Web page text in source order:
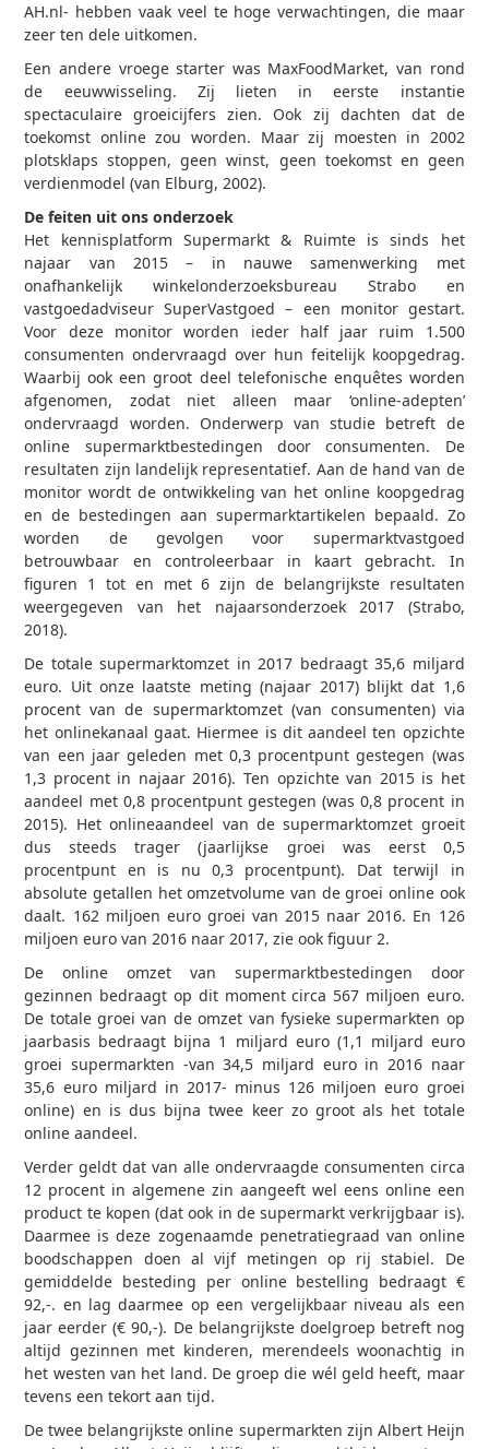
AH.nl- hebben vaak veel te hoge verwachtingen, die maar
zeer ten dele uitkomen.
Een andere vroege starter was MaxFoodMarket, van rond
de eeuwwisseling. Zij lieten in eerste instantie
spectaculaire groeicijfers zien. Ook zij dachten dat de
toekomst online zou worden. Maar zij moesten in 2002
plotsklaps stoppen, geen winst, geen toekomst en geen
verdienmodel (van Elburg, 2002).
De feiten uit ons onderzoek
Het kennisplatform Supermarkt & Ruimte is sinds het
najaar van 2015 – in nauwe samenwerking met
onafhankelijk winkelonderzoeksbureau Strabo en
vastgoedadviseur SuperVastgoed – een monitor gestart.
Voor deze monitor worden ieder half jaar ruim 1.500
consumenten ondervraagd over hun feitelijk koopgedrag.
Waarbij ook een groot deel telefonische enquêtes worden
afgenomen, zodat niet alleen maar ‘online-adepten’
ondervraagd worden. Onderwerp van studie betreft de
online supermarktbestedingen door consumenten. De
resultaten zijn landelijk representatief. Aan de hand van de
monitor wordt de ontwikkeling van het online koopgedrag
en de bestedingen aan supermarktartikelen bepaald. Zo
worden de gevolgen voor supermarktvastgoed
betrouwbaar en controleerbaar in kaart gebracht. In
figuren 1 tot en met 6 zijn de belangrijkste resultaten
weergegeven van het najaarsonderzoek 2017 (Strabo,
2018).
De totale supermarktomzet in 2017 bedraagt 35,6 miljard
euro. Uit onze laatste meting (najaar 2017) blijkt dat 1,6
procent van de supermarktomzet (van consumenten) via
het onlinekanaal gaat. Hiermee is dit aandeel ten opzichte
van een jaar geleden met 0,3 procentpunt gestegen (was
1,3 procent in najaar 2016). Ten opzichte van 2015 is het
aandeel met 0,8 procentpunt gestegen (was 0,8 procent in
2015). Het onlineaandeel van de supermarktomzet groeit
dus steeds trager (jaarlijkse groei was eerst 0,5
procentpunt en is nu 0,3 procentpunt). Dat terwijl in
absolute getallen het omzetvolume van de groei online ook
daalt. 162 miljoen euro groei van 2015 naar 2016. En 126
miljoen euro van 2016 naar 2017, zie ook figuur 2.
De online omzet van supermarktbestedingen door
gezinnen bedraagt op dit moment circa 567 miljoen euro.
De totale groei van de omzet van fysieke supermarkten op
jaarbasis bedraagt bijna 1 miljard euro (1,1 miljard euro
groei supermarkten -van 34,5 miljard euro in 2016 naar
35,6 euro miljard in 2017- minus 126 miljoen euro groei
online) en is dus bijna twee keer zo groot als het totale
online aandeel.
Verder geldt dat van alle ondervraagde consumenten circa
12 procent in algemene zin aangeeft wel eens online een
product te kopen (dat ook in de supermarkt verkrijgbaar is).
Daarmee is deze zogenaamde penetratiegraad van online
boodschappen doen al vijf metingen op rij stabiel. De
gemiddelde besteding per online bestelling bedraagt €
92,-. en lag daarmee op een vergelijkbaar niveau als een
jaar eerder (€ 90,-). De belangrijkste doelgroep betreft nog
altijd gezinnen met kinderen, merendeels woonachtig in
het westen van het land. De groep die wél geld heeft, maar
tevens een tekort aan tijd.
De twee belangrijkste online supermarkten zijn Albert Heijn